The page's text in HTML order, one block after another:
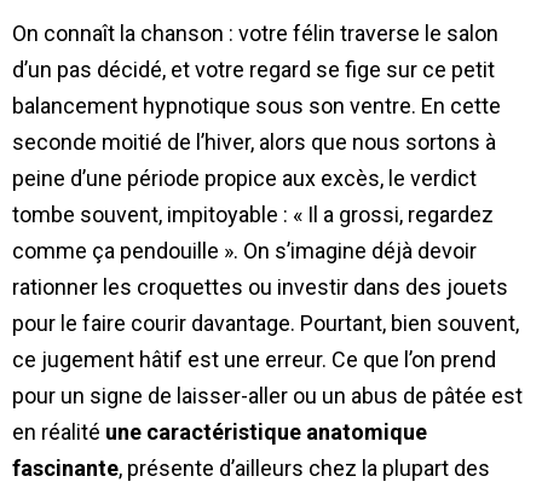
On connaît la chanson : votre félin traverse le salon
d’un pas décidé, et votre regard se fige sur ce petit
balancement hypnotique sous son ventre. En cette
seconde moitié de l’hiver, alors que nous sortons à
peine d’une période propice aux excès, le verdict
tombe souvent, impitoyable : « Il a grossi, regardez
comme ça pendouille ». On s’imagine déjà devoir
rationner les croquettes ou investir dans des jouets
pour le faire courir davantage. Pourtant, bien souvent,
ce jugement hâtif est une erreur. Ce que l’on prend
pour un signe de laisser-aller ou un abus de pâtée est
en réalité une caractéristique anatomique
fascinante, présente d’ailleurs chez la plupart des